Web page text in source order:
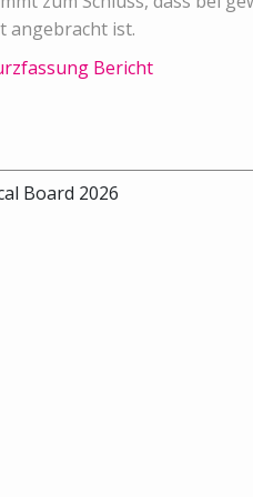
angebracht ist.
Bericht
Board 2026